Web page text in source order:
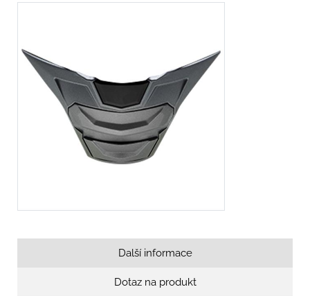
Další informace
Dotaz na produkt